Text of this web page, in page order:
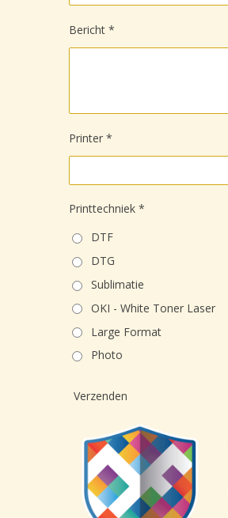
Bericht *
Printer *
Printtechniek *
DTF
DTG
Sublimatie
OKI - White Toner Laser
Large Format
Photo
Verzenden